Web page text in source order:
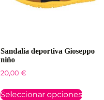
Sandalia deportiva Gioseppo
niño
20,00 €
Seleccionar opciones